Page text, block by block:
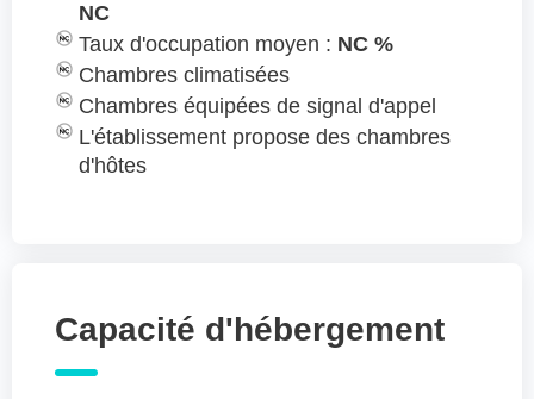
NC
Taux d'occupation moyen : NC %
Chambres climatisées
Chambres équipées de signal d'appel
L'établissement propose des chambres
d'hôtes
Capacité d'hébergement